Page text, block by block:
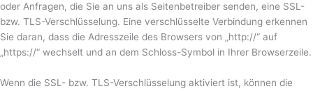
oder Anfragen, die Sie an uns als Seitenbetreiber senden, eine SSL-
bzw. TLS-Verschlüsselung. Eine verschlüsselte Verbindung erkennen
Sie daran, dass die Adresszeile des Browsers von „http://“ auf
„https://“ wechselt und an dem Schloss-Symbol in Ihrer Browserzeile.
Wenn die SSL- bzw. TLS-Verschlüsselung aktiviert ist, können die